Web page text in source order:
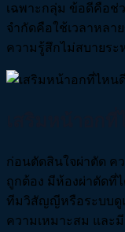
เฉพาะกลุ่ม ข้อดีคือช่ว
จำกัดคือใช้เวลาหล
ความรู้สึกไม่สบายระ
ก่อนตัดสินใจผ่าตัด ค
ถูกต้อง มีห้องผ่าตัดที่
ทีมวิสัญญีหรือระบบดู
ความเหมาะสม และ